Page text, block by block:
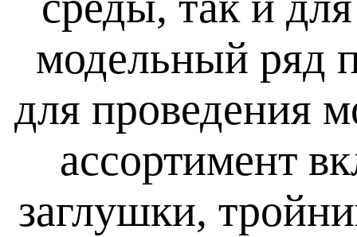
модельный ряд
для проведения
ассортимент
заглушки,